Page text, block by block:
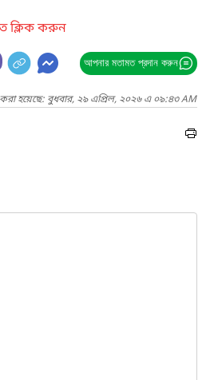
ক্লিক করুন
আপনার মতামত প্রদান করুন
করা হয়েছে: বুধবার, ২৯ এপ্রিল, ২০২৬ এ ০৯:৪৩ AM